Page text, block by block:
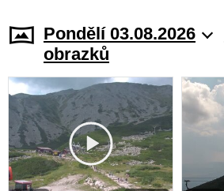
Pondělí 03.08.2026
obrazků